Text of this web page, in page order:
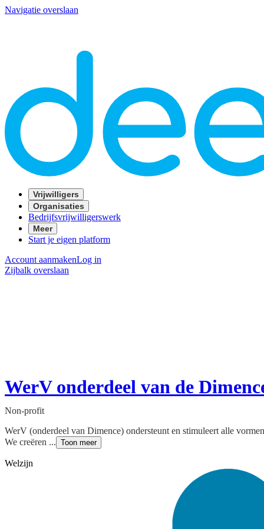
Navigatie overslaan
Vrijwilligers
Organisaties
Bedrijfsvrijwilligerswerk
Meer
Start je eigen platform
Account aanmakenLog in
Zijbalk overslaan
WerV onderdeel van de
Non-profit
WerV (onderdeel van Dimence) ondersteunt en stimuleert alle
We creëren ... Toon meer
Welzijn